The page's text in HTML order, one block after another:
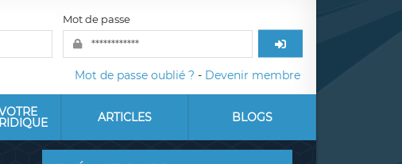
Mot de passe
Mot de passe oublié ? - Devenir membre
ARTICLES BLOGS